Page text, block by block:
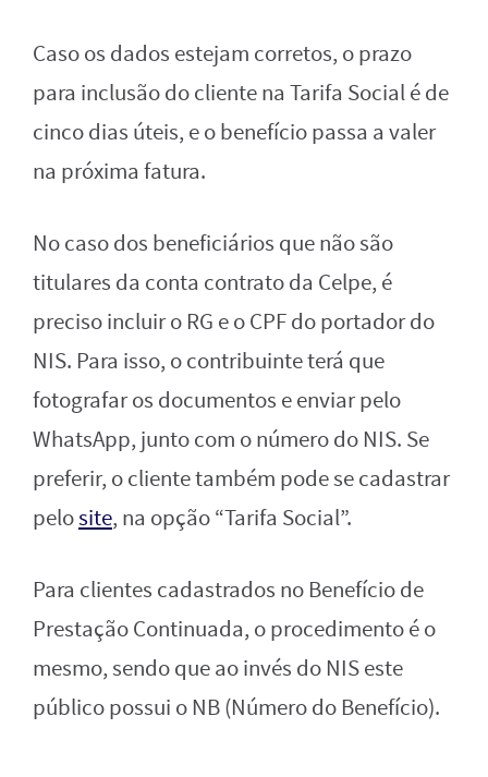
Caso os dados estejam corretos, o prazo
para inclusão do cliente na Tarifa Social é de
cinco dias úteis, e o benefício passa a valer
na próxima fatura.
No caso dos beneficiários que não são
titulares da conta contrato da Celpe, é
preciso incluir o RG e o CPF do portador do
NIS. Para isso, o contribuinte terá que
fotografar os documentos e enviar pelo
WhatsApp, junto com o número do NIS. Se
preferir, o cliente também pode se cadastrar
pelosite, na opção “Tarifa Social”.
Para clientes cadastrados no Benefício de
Prestação Continuada, o procedimento é o
mesmo, sendo que ao invés do NIS este
público possui o NB (Número do Benefício).